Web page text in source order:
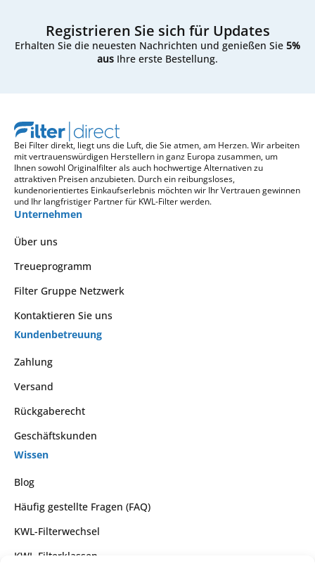
Registrieren Sie sich für Updates
Erhalten Sie die neuesten Nachrichten und genießen Sie 5%
aus Ihre erste Bestellung.
Bei Filter direkt, liegt uns die Luft, die Sie atmen, am Herzen. Wir arbeiten
mit vertrauenswürdigen Herstellern in ganz Europa zusammen, um
Ihnen sowohl Originalfilter als auch hochwertige Alternativen zu
attraktiven Preisen anzubieten. Durch ein reibungsloses,
kundenorientiertes Einkaufserlebnis möchten wir Ihr Vertrauen gewinnen
und Ihr langfristiger Partner für KWL-Filter werden.
Unternehmen
Über uns
Treueprogramm
Filter Gruppe Netzwerk
Kontaktieren Sie uns
Kundenbetreuung
Zahlung
Versand
Rückgaberecht
Geschäftskunden
Wissen
Blog
Häufig gestellte Fragen (FAQ)
KWL-Filterwechsel
KWL-Filterklassen